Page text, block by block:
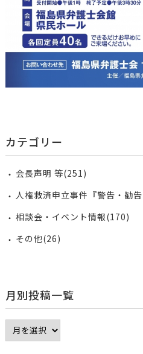
カテゴリー
会長声明 等(251)
人権救済申立事件『警告・勧
相談会・イベント情報(170)
その他(26)
月別投稿一覧